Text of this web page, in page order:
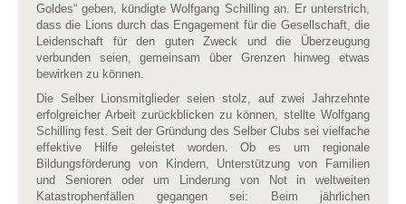
Goldes“ geben, kündigte Wolfgang Schilling an. Er unterstrich,
dass die Lions durch das Engagement für die Gesellschaft, die
Leidenschaft für den guten Zweck und die Überzeugung
verbunden seien, gemeinsam über Grenzen hinweg etwas
bewirken zu können.
Die Selber Lionsmitglieder seien stolz, auf zwei Jahrzehnte
erfolgreicher Arbeit zurückblicken zu können, stellte Wolfgang
Schilling fest. Seit der Gründung des Selber Clubs sei vielfache
effektive Hilfe geleistet worden. Ob es um regionale
Bildungsförderung von Kindern, Unterstützung von Familien
und Senioren oder um Linderung von Not in weltweiten
Katastrophenfällen gegangen sei: Beim jährlichen